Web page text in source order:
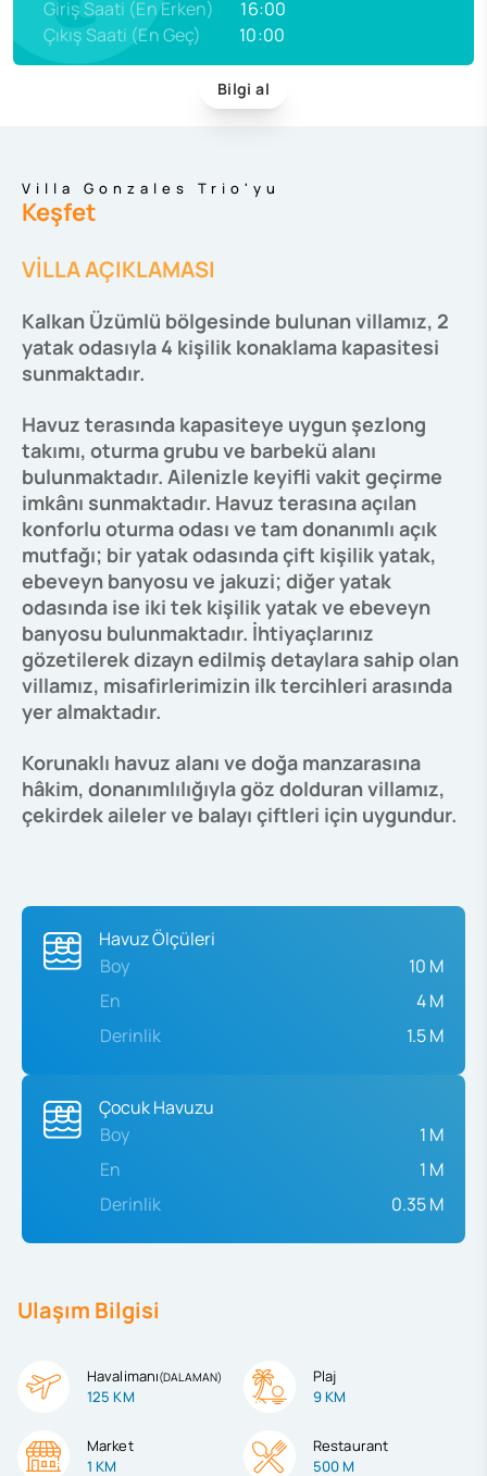
Giriş Saati (En Erken)
16:00
Çıkış Saati (En Geç)
10:00
Bilgi al
Villa Gonzales Trio'yu
Keşfet
VİLLA AÇIKLAMASI
Kalkan Üzümlü bölgesinde bulunan villamız, 2
yatak odasıyla 4 kişilik konaklama kapasitesi
sunmaktadır.
Havuz terasında kapasiteye uygun şezlong
takımı, oturma grubu ve barbekü alanı
bulunmaktadır. Ailenizle keyifli vakit geçirme
imkânı sunmaktadır. Havuz terasına açılan
konforlu oturma odası ve tam donanımlı açık
mutfağı; bir yatak odasında çift kişilik yatak,
ebeveyn banyosu ve jakuzi; diğer yatak
odasında ise iki tek kişilik yatak ve ebeveyn
banyosu bulunmaktadır. İhtiyaçlarınız
gözetilerek dizayn edilmiş detaylara sahip olan
villamız, misafirlerimizin ilk tercihleri arasında
yer almaktadır.
Korunaklı havuz alanı ve doğa manzarasına
hâkim, donanımlılığıyla göz dolduran villamız,
çekirdek aileler ve balayı çiftleri için uygundur.
Havuz Ölçüleri
Boy
10 M
En
4 M
Derinlik
1.5 M
Çocuk Havuzu
Boy
1 M
En
1 M
Derinlik
0.35 M
Ulaşım Bilgisi
Havalimanı(DALAMAN)
125 KM
Plaj
9 KM
Market
1 KM
Restaurant
500 M